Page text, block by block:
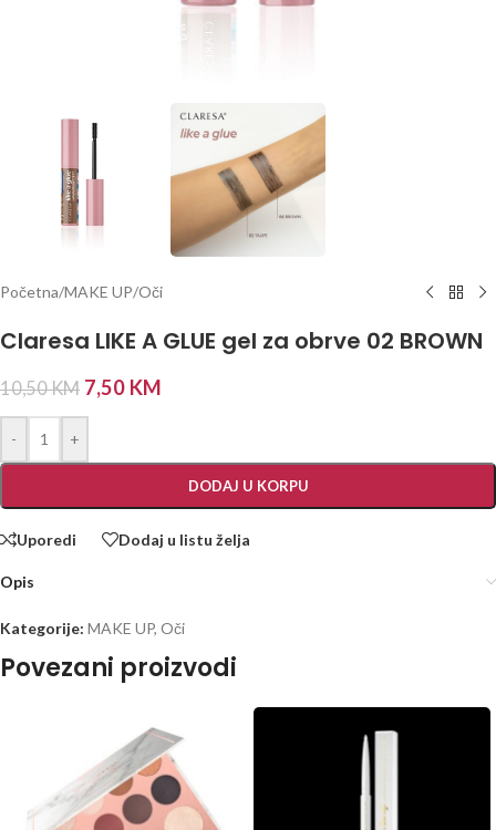
Početna/MAKE UP/Oči
Claresa LIKE A GLUE gel za obrve 02 BROWN
10,50KM 7,50 KM
- +
DODAJ U KORPU
Uporedi Dodaj u listu želja
Opis
Kategorije: MAKE UP, Oči
Povezani proizvodi